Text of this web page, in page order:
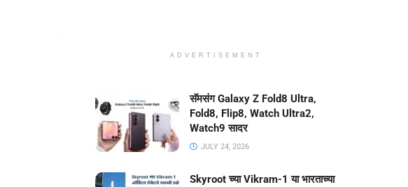
ADVERTISEMENT
सॅमसंग Galaxy Z Fold8 Ultra,
Fold8, Flip8, Watch Ultra2,
Watch9 सादर
JULY 24, 2026
Skyroot च्या Vikram-1 या भारताच्या